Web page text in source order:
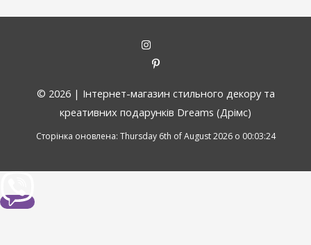
© 2026 | Інтернет-магазин стильного декору та
креативних подарунків Dreams (Дрімс)
Сторінка оновлена: Thursday 6th of August 2026 о 00:03:24